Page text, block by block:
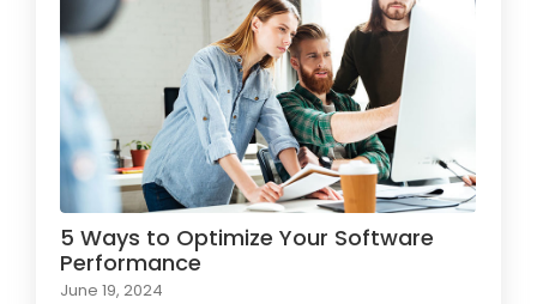
5 Ways to Optimize Your Software
Performance
June 19, 2024